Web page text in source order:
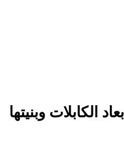
أبعاد الكابلات وبنيتها